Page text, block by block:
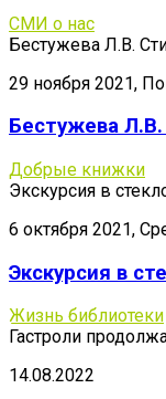
СМИ о нас
Бестужева Л.В.
29 ноября 2021,
Бестужева
Добрые книжки
Экскурсия в
6 октября 2021,
Экскурсия в
Жизнь библиотеки
Гастроли
14.08.2022